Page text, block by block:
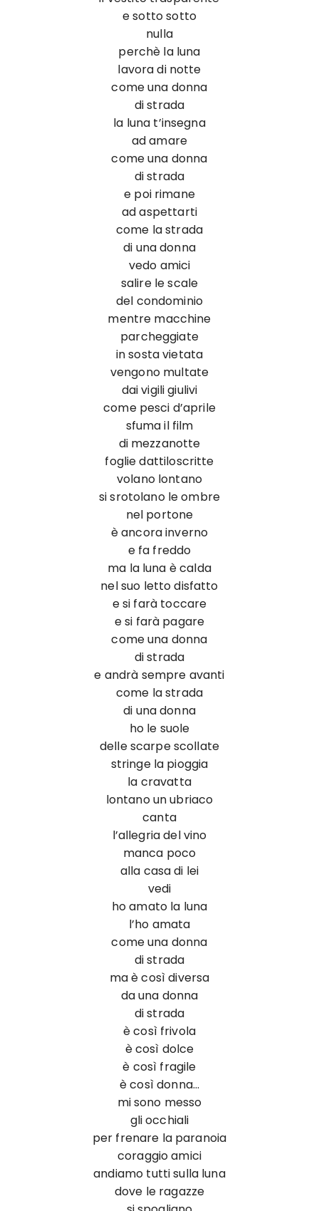
e sotto sotto
nulla
perchè la luna
lavora di notte
come una donna
di strada
la luna t’insegna
ad amare
come una donna
di strada
e poi rimane
ad aspettarti
come la strada
di una donna
vedo amici
salire le scale
del condominio
mentre macchine
parcheggiate
in sosta vietata
vengono multate
dai vigili giulivi
come pesci d’aprile
sfuma il film
di mezzanotte
foglie dattiloscritte
volano lontano
si srotolano le ombre
nel portone
è ancora inverno
e fa freddo
ma la luna è calda
nel suo letto disfatto
e si farà toccare
e si farà pagare
come una donna
di strada
e andrà sempre avanti
come la strada
di una donna
ho le suole
delle scarpe scollate
stringe la pioggia
la cravatta
lontano un ubriaco
canta
l’allegria del vino
manca poco
alla casa di lei
vedi
ho amato la luna
l’ho amata
come una donna
di strada
ma è così diversa
da una donna
di strada
è così frivola
è così dolce
è così fragile
è così donna…
mi sono messo
gli occhiali
per frenare la paranoia
coraggio amici
andiamo tutti sulla luna
dove le ragazze